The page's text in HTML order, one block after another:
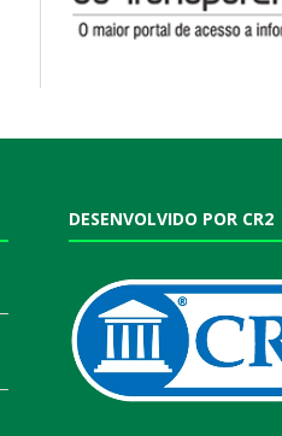
DESENVOLVIDO POR CR2